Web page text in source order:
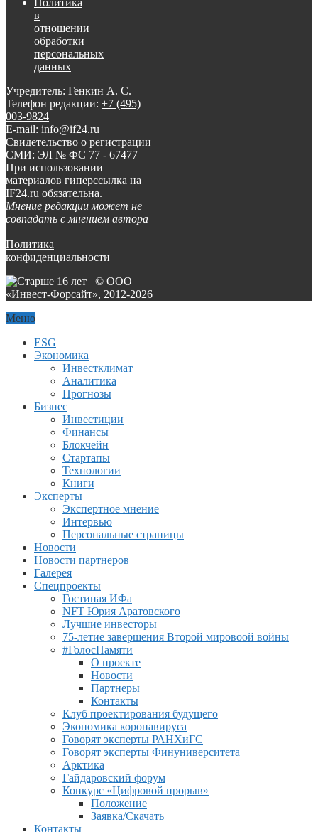
Политика
в
отношении
обработки
персональных
данных
Учредитель: Генкин А. С.
Телефон редакции: +7 (495)
003-9824
E-mail: info@if24.ru
Свидетельство о регистрации
СМИ: ЭЛ № ФС 77 - 67477
При использовании
материалов гиперссылка на
IF24.ru обязательна.
Мнение редакции может не
совпадать с мнением автора
Политика
конфиденциальности
© ООО
«Инвест-Форсайт», 2012-2026
Меню
ESG
Экономика
Инвестклимат
Аналитика
Прогнозы
Бизнес
Инвестиции
Финансы
Блокчейн
Стартапы
Технологии
Книги
Эксперты
Экспертное мнение
Интервью
Персональные страницы
Новости
Новости партнеров
Галерея
Спецпроекты
Гостиная ИФа
NFT Юрия Аратовского
Лучшие инвесторы
75-летие завершения Второй мировоой войны
#ГолосПамяти
О проекте
Новости
Партнеры
Контакты
Клуб проектирования будущего
Экономика коронавируса
Говорят эксперты РАНХиГС
Говорят эксперты Финуниверситета
Арктика
Гайдаровский форум
Конкурс «Цифровой прорыв»
Положение
Заявка/Скачать
Контакты